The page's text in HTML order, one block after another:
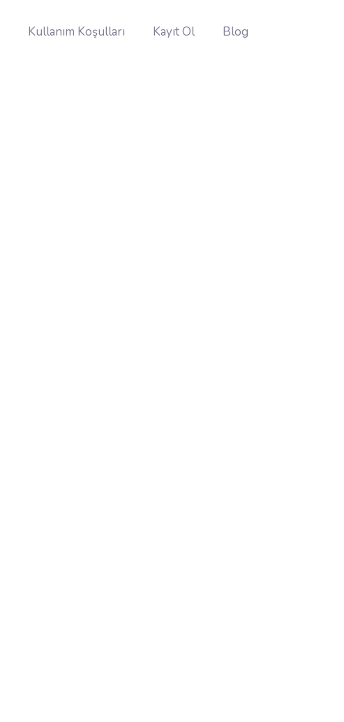
Kullanım Koşulları Kayıt Ol Blog